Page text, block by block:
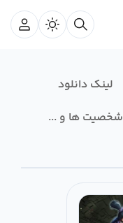
لینک دانلود
شخصیت ها و ...